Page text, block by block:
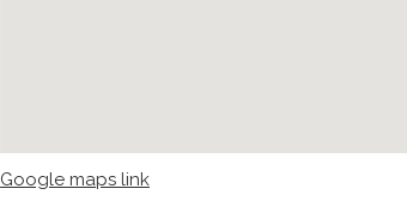
Google maps link